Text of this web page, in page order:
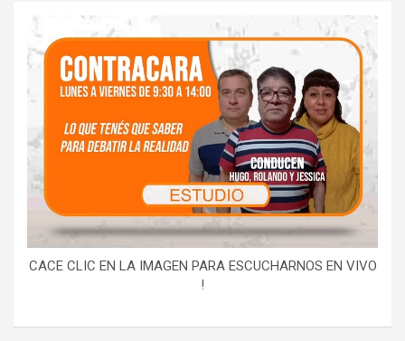
CACE CLIC EN LA IMAGEN PARA ESCUCHARNOS EN VIVO
!